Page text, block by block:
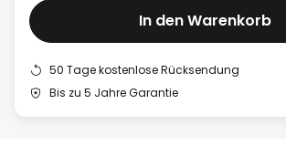
In den Warenkorb
50 Tage kostenlose Rücksendung
Bis zu 5 Jahre Garantie